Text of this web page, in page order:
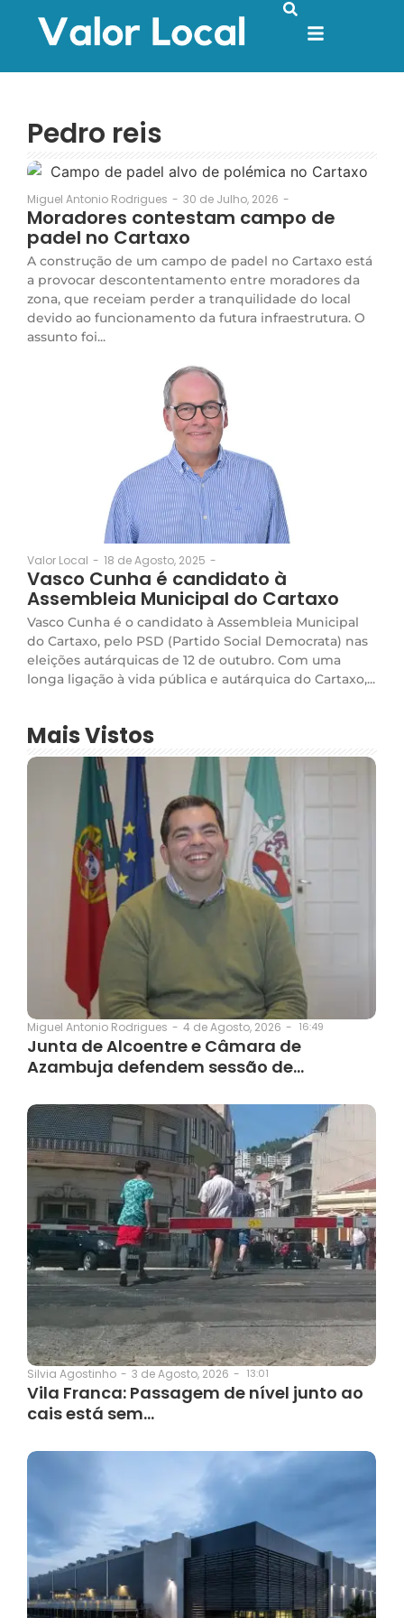
Pedro reis
Miguel Antonio Rodrigues - 30 de Julho, 2026 -
Moradores contestam campo de
padel no Cartaxo
A construção de um campo de padel no Cartaxo está
a provocar descontentamento entre moradores da
zona, que receiam perder a tranquilidade do local
devido ao funcionamento da futura infraestrutura. O
assunto foi...
Valor Local - 18 de Agosto, 2025 -
Vasco Cunha é candidato à
Assembleia Municipal do Cartaxo
Vasco Cunha é o candidato à Assembleia Municipal
do Cartaxo, pelo PSD (Partido Social Democrata) nas
eleições autárquicas de 12 de outubro. Com uma
longa ligação à vida pública e autárquica do Cartaxo,...
Mais Vistos
Miguel Antonio Rodrigues - 4 de Agosto, 2026 - 16:49
Junta de Alcoentre e Câmara de
Azambuja defendem sessão de…
Silvia Agostinho - 3 de Agosto, 2026 - 13:01
Vila Franca: Passagem de nível junto ao
cais está sem…